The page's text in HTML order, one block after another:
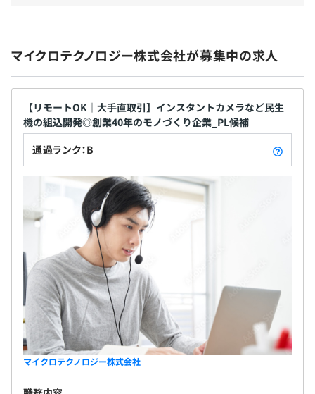
無期雇用
3カ月（期間中、待遇の変更はありません）
マイクロテクノロジー株式会社が募集中の求人
【リモートOK｜大手直取引】インスタントカメラなど民生
機の組込開発◎創業40年のモノづくり企業_PL候補
通過ランク：B
マイクロテクノロジー株式会社